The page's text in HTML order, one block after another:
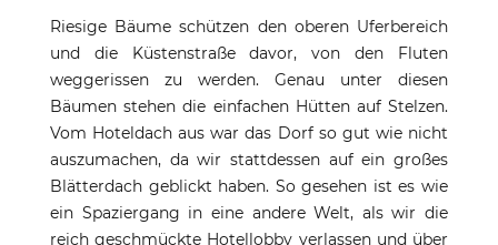
Riesige Bäume schützen den oberen Uferbereich
und die Küstenstraße davor, von den Fluten
weggerissen zu werden. Genau unter diesen
Bäumen stehen die einfachen Hütten auf Stelzen.
Vom Hoteldach aus war das Dorf so gut wie nicht
auszumachen, da wir stattdessen auf ein großes
Blätterdach geblickt haben. So gesehen ist es wie
ein Spaziergang in eine andere Welt, als wir die
reich geschmückte Hotellobby verlassen und über